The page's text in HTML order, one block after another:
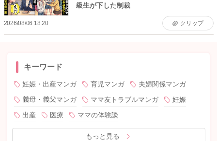
級生が下した制裁
2026/08/06 18:20 クリップ
キーワード
妊娠・出産マンガ 育児マンガ
夫婦関係マンガ
義母・義父マンガ
ママ友トラブルマンガ
妊娠
出産
医療 ママの体験談
もっと見る